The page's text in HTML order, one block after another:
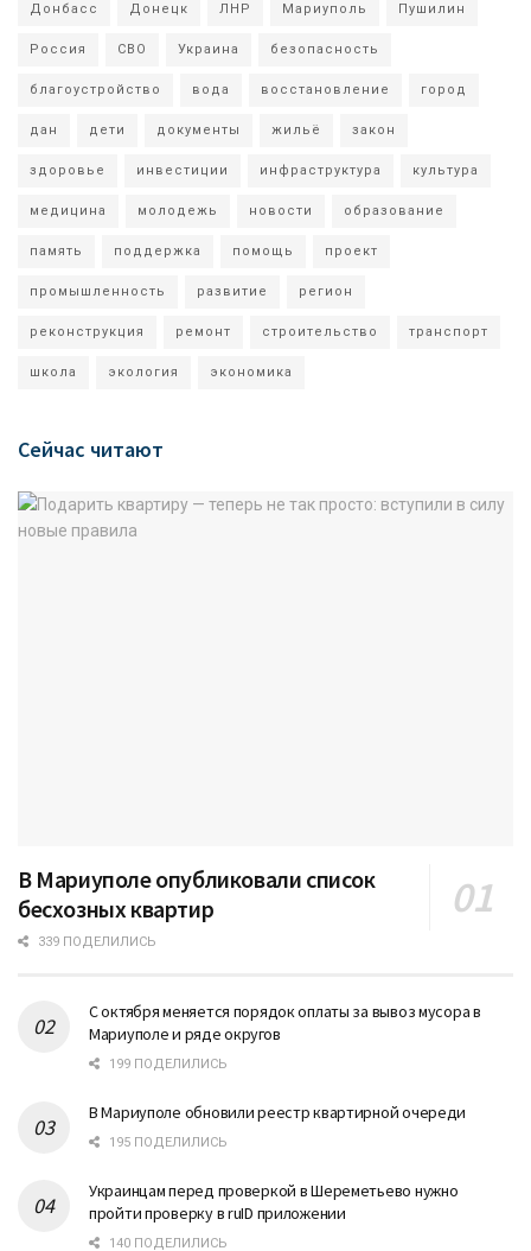
Донбасс Донецк ЛНР Мариуполь Пушилин
Россия СВО Украина безопасность
благоустройство вода восстановление город
дан дети документы жильё закон
здоровье инвестиции инфраструктура культура
медицина молодежь новости образование
память поддержка помощь проект
промышленность развитие регион
реконструкция ремонт строительство транспорт
школа экология экономика
Сейчас читают
В Мариуполе опубликовали список
бесхозных квартир
339 ПОДЕЛИЛИСЬ
С октября меняется порядок оплаты за вывоз мусора в
Мариуполе и ряде округов
199 ПОДЕЛИЛИСЬ
В Мариуполе обновили реестр квартирной очереди
195 ПОДЕЛИЛИСЬ
Украинцам перед проверкой в Шереметьево нужно
пройти проверку в ruID приложении
140 ПОДЕЛИЛИСЬ